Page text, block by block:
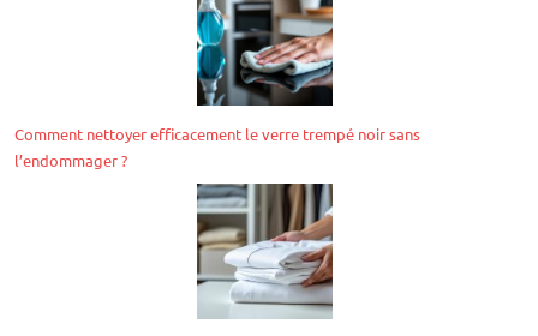
Comment nettoyer efficacement le verre trempé noir sans
l’endommager ?